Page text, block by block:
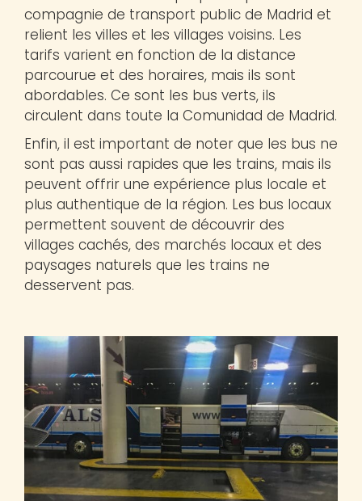
compagnie de transport public de Madrid et
relient les villes et les villages voisins. Les
tarifs varient en fonction de la distance
parcourue et des horaires, mais ils sont
abordables. Ce sont les bus verts, ils
circulent dans toute la Comunidad de Madrid.
Enfin, il est important de noter que les bus ne
sont pas aussi rapides que les trains, mais ils
peuvent offrir une expérience plus locale et
plus authentique de la région. Les bus locaux
permettent souvent de découvrir des
villages cachés, des marchés locaux et des
paysages naturels que les trains ne
desservent pas.